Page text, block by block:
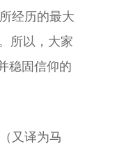
经历的最大
所以，大家
稳固信仰的
又译为马